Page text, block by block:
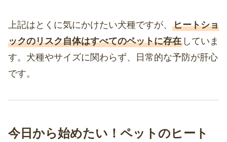
上記はとくに気にかけたい犬種ですが、 ヒートショ
ックのリスク自体はすべてのペットに存在 していま
す。犬種やサイズに関わらず、日常的な予防が肝心
です。
今日から始めたい！ペットのヒート